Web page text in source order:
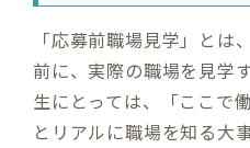
「応募前職場見学」とは
前に、実際の職場を見学
生にとっては、「ここで
とリアルに職場を知る大